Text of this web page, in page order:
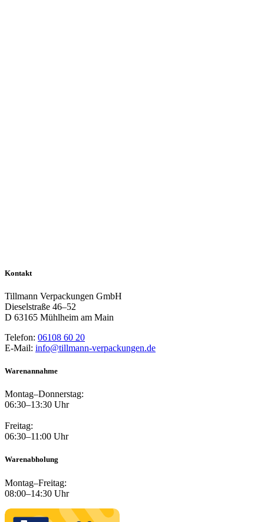
Kontakt
Tillmann Verpackungen GmbH
Dieselstraße 46–52
D 63165 Mühlheim am Main
Telefon: 06108 60 20
E-Mail: info@tillmann-verpackungen.de
Warenannahme
Montag–Donnerstag:
06:30–13:30 Uhr
Freitag:
06:30–11:00 Uhr
Warenabholung
Montag–Freitag:
08:00–14:30 Uhr